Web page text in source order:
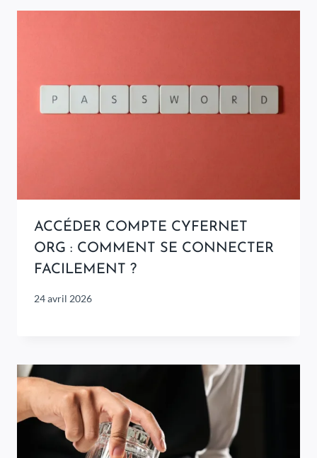
ACCÉDER COMPTE CYFERNET
ORG : COMMENT SE CONNECTER
FACILEMENT ?
24 avril 2026